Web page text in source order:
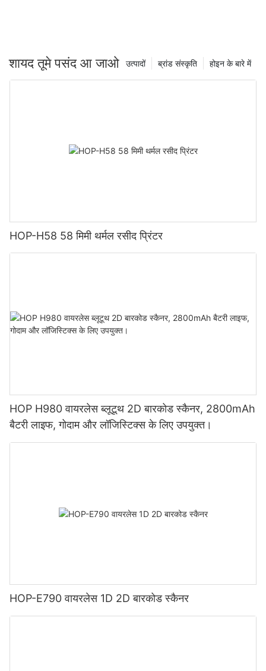
शायद तूमे पसंद आ जाओ होइन के बारे में
ब्रांड संस्कृति
उत्पादों
HOP-H58 58 मिमी थर्मल रसीद प्रिंटर
HOP H980 वायरलेस ब्लूटूथ 2D बारकोड स्कैनर, 2800mAh
बैटरी लाइफ, गोदाम और लॉजिस्टिक्स के लिए उपयुक्त।
HOP-E790 वायरलेस 1D 2D बारकोड स्कैनर